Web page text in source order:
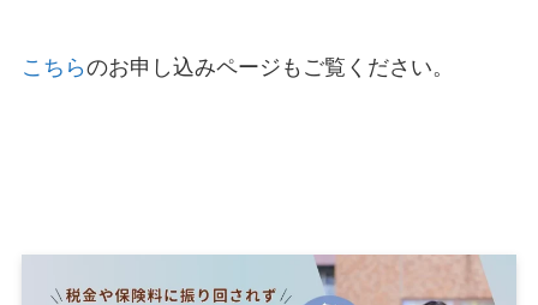
こちらのお申し込みページもご覧ください。